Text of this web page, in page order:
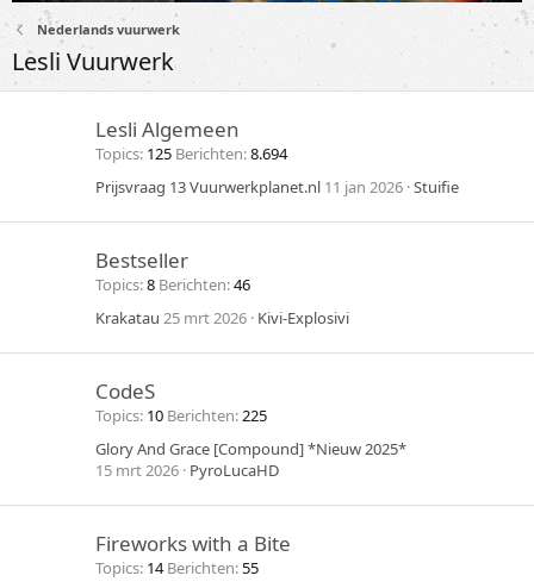
Nederlands vuurwerk
Lesli Vuurwerk
Lesli Algemeen
Topics 125 Berichten 8.694
Prijsvraag 13 Vuurwerkplanet.nl 11 jan 2026 Stuifie
Bestseller
Topics 8 Berichten 46
Krakatau 25 mrt 2026 Kivi-Explosivi
CodeS
Topics 10 Berichten 225
Glory And Grace [Compound] *Nieuw 2025*
15 mrt 2026 PyroLucaHD
Fireworks with a Bite
Topics 14 Berichten 55